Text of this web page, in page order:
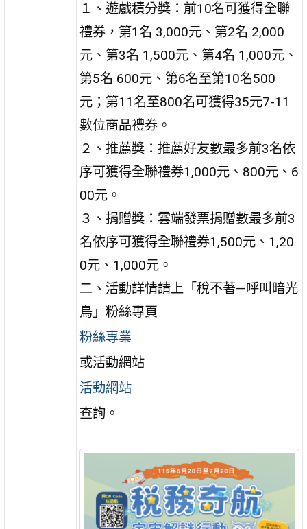
１、遊戲積分獎：前10名可獲得全聯
禮券，第1名 3,000元、第2名 2,000
元、第3名 1,500元、第4名 1,000元、
第5名 600元、第6名至第10名500
元；第11名至800名可獲得35元7-11
數位商品禮券。
２、推薦獎：推薦好友數最多前3名依
序可獲得全聯禮券1,000元、800元、6
00元。
３、捐贈獎：雲端發票捐贈數最多前3
名依序可獲得全聯禮券1,500元、1,20
0元、1,000元。
二、活動詳情請上「稅不著—呼叫暗光
鳥」粉絲專頁
粉絲專業
或活動網站
活動網站
查詢。